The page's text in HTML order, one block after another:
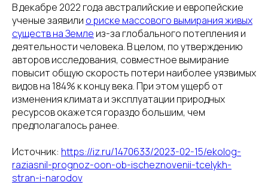
В декабре 2022 года австралийские и европейские
ученые заявили о риске массового вымирания живых
существ на Земле из-за глобального потепления и
деятельности человека. В целом, по утверждению
авторов исследования, совместное вымирание
повысит общую скорость потери наиболее уязвимых
видов на 184% к концу века. При этом ущерб от
изменения климата и эксплуатации природных
ресурсов окажется гораздо большим, чем
предполагалось ранее.
Источник: https://iz.ru/1470633/2023-02-15/ekolog-
raziasnil-prognoz-oon-ob-ischeznovenii-tcelykh-
stran-i-narodov